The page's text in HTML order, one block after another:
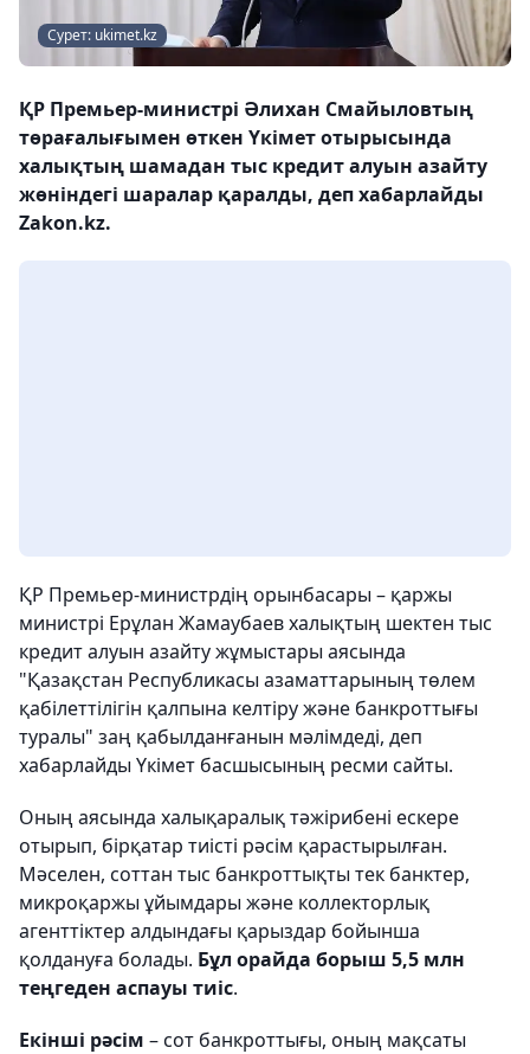
Сурет: ukimet.kz
ҚР Премьер-министрі Әлихан Смайыловтың
төрағалығымен өткен Үкімет отырысында
халықтың шамадан тыс кредит алуын азайту
жөніндегі шаралар қаралды, деп хабарлайды
Zakon.kz.
ҚР Премьер-министрдің орынбасары – қаржы
министрі Ерұлан Жамаубаев халықтың шектен тыс
кредит алуын азайту жұмыстары аясында
"Қазақстан Республикасы азаматтарының төлем
қабілеттілігін қалпына келтіру және банкроттығы
туралы" заң қабылданғанын мәлімдеді, деп
хабарлайды Үкімет басшысының ресми сайты.
Оның аясында халықаралық тәжірибені ескере
отырып, бірқатар тиісті рәсім қарастырылған.
Мәселен, соттан тыс банкроттықты тек банктер,
микроқаржы ұйымдары және коллекторлық
агенттіктер алдындағы қарыздар бойынша
қолдануға болады. Бұл орайда борыш 5,5 млн
теңгеден аспауы тиіс.
Екінші рәсім – сот банкроттығы, оның мақсаты